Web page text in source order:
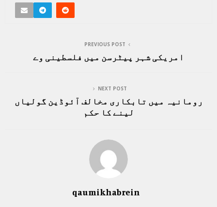
PREVIOUS POST
امریکی شہر پیٹرسن میں فلسطینی وے
NEXT POST
رومانیہ میں تابکاری مخالف آئوڈین گولیاں
لینے کا حکم
qaumikhabrein